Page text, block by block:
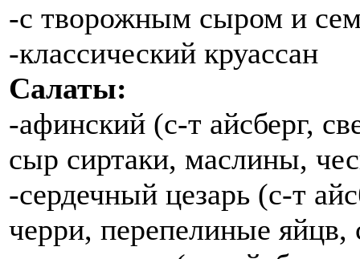
-с творожным сыром и
-классический круассан
Салаты:
-афинский (с-т айсберг,
сыр сиртаки, маслины,
-сердечный цезарь (с-т
черри, перепелиные яйцв,